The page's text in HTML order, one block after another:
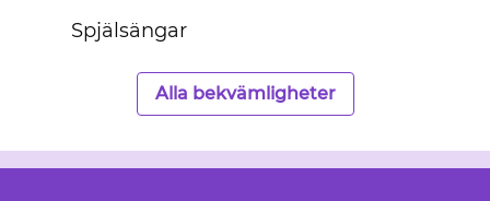
Spjälsängar
Alla bekvämligheter